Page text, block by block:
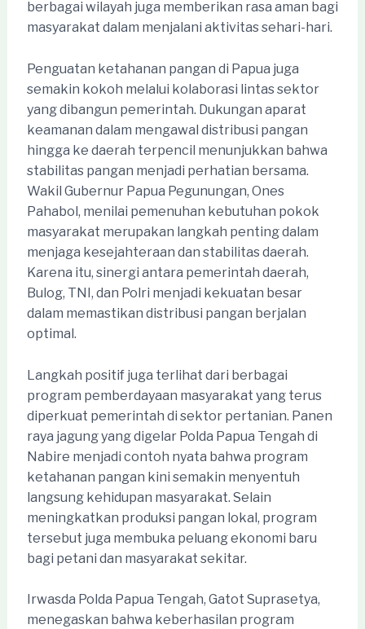
berbagai wilayah juga memberikan rasa aman bagi
masyarakat dalam menjalani aktivitas sehari-hari.
Penguatan ketahanan pangan di Papua juga
semakin kokoh melalui kolaborasi lintas sektor
yang dibangun pemerintah. Dukungan aparat
keamanan dalam mengawal distribusi pangan
hingga ke daerah terpencil menunjukkan bahwa
stabilitas pangan menjadi perhatian bersama.
Wakil Gubernur Papua Pegunungan, Ones
Pahabol, menilai pemenuhan kebutuhan pokok
masyarakat merupakan langkah penting dalam
menjaga kesejahteraan dan stabilitas daerah.
Karena itu, sinergi antara pemerintah daerah,
Bulog, TNI, dan Polri menjadi kekuatan besar
dalam memastikan distribusi pangan berjalan
optimal.
Langkah positif juga terlihat dari berbagai
program pemberdayaan masyarakat yang terus
diperkuat pemerintah di sektor pertanian. Panen
raya jagung yang digelar Polda Papua Tengah di
Nabire menjadi contoh nyata bahwa program
ketahanan pangan kini semakin menyentuh
langsung kehidupan masyarakat. Selain
meningkatkan produksi pangan lokal, program
tersebut juga membuka peluang ekonomi baru
bagi petani dan masyarakat sekitar.
Irwasda Polda Papua Tengah, Gatot Suprasetya,
menegaskan bahwa keberhasilan program